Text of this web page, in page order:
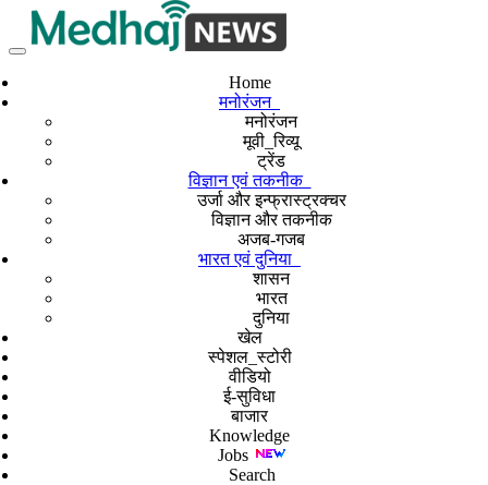
Home
मनोरंजन
मनोरंजन
मूवी_रिव्यू
ट्रेंड
विज्ञान एवं तकनीक
उर्जा और इन्फ्रास्ट्रक्चर
विज्ञान और तकनीक
अजब-गजब
भारत एवं दुनिया
शासन
भारत
दुनिया
खेल
स्पेशल_स्टोरी
वीडियो
ई-सुविधा
बाजार
Knowledge
Jobs
Search